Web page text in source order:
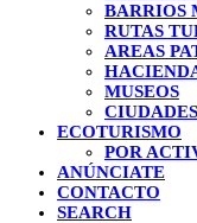
BARRIOS
RUTAS
AREAS
MUSEOS
ECOTURISMO
POR
ANÚNCIATE
CONTACTO
SEARCH